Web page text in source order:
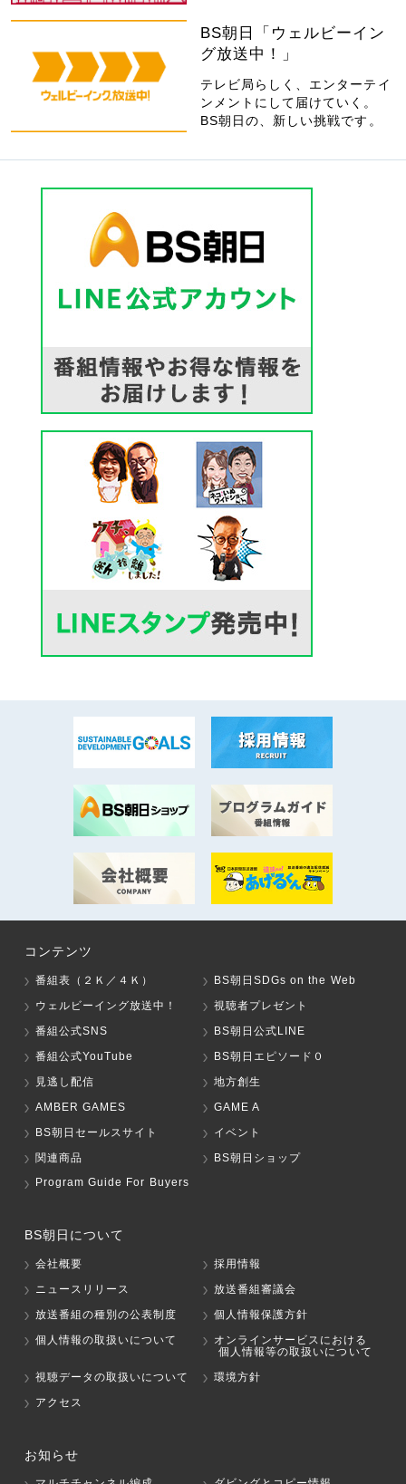
BS朝日「ウェルビーイン
グ放送中！」
テレビ局らしく、エンターテイ
ンメントにして届けていく。
BS朝日の、新しい挑戦です。
コンテンツ
番組表（２Ｋ／４Ｋ）
BS朝日SDGs on the Web
ウェルビーイング放送中！
視聴者プレゼント
番組公式SNS
BS朝日公式LINE
番組公式YouTube
BS朝日エピソード０
見逃し配信
地方創生
AMBER GAMES
GAME A
BS朝日セールスサイト
イベント
関連商品
BS朝日ショップ
Program Guide For Buyers
BS朝日について
会社概要
採用情報
ニュースリリース
放送番組審議会
放送番組の種別の公表制度
個人情報保護方針
個人情報の取扱いについて
オンラインサービスにおける
個人情報等の取扱いについて
視聴データの取扱いについて
環境方針
アクセス
お知らせ